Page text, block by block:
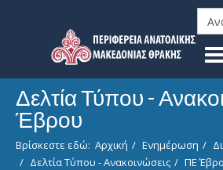
Δελτία Τύπου -
Έβρου
Βρίσκεστε εδώ: Αρχική Ενημέρωση
Δελτία Τύπου - Ανακοινώσεις
ΠΕ